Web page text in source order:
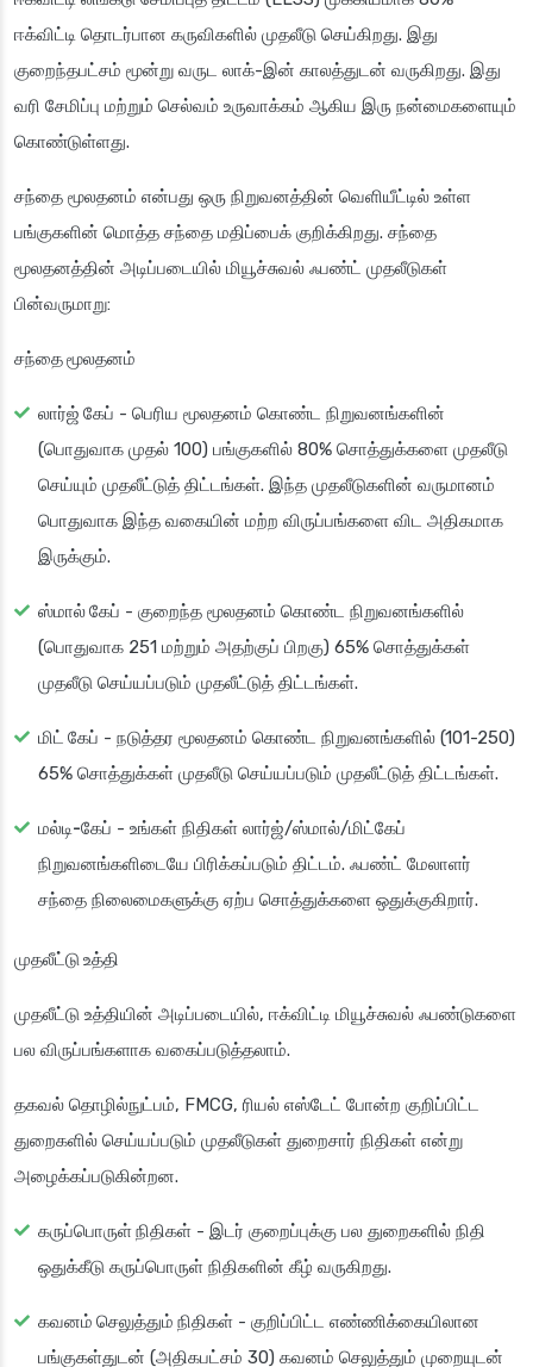
ஈக்விட்டி தொடர்பான கருவிகளில் முதலீடு செய்கிறது. இது
குறைந்தபட்சம் மூன்று வருட லாக்-இன் காலத்துடன் வருகிறது. இது
வரி சேமிப்பு மற்றும் செல்வம் உருவாக்கம் ஆகிய இரு நன்மைகளையும்
கொண்டுள்ளது.
சந்தை மூலதனம் என்பது ஒரு நிறுவனத்தின் வெளியீட்டில் உள்ள
பங்குகளின் மொத்த சந்தை மதிப்பைக் குறிக்கிறது. சந்தை
மூலதனத்தின் அடிப்படையில் மியூச்சுவல் ஃபண்ட் முதலீடுகள்
பின்வருமாறு:
சந்தை மூலதனம்
லார்ஜ் கேப் - பெரிய மூலதனம் கொண்ட நிறுவனங்களின்
(பொதுவாக முதல் 100) பங்குகளில் 80% சொத்துக்களை முதலீடு
செய்யும் முதலீட்டுத் திட்டங்கள். இந்த முதலீடுகளின் வருமானம்
பொதுவாக இந்த வகையின் மற்ற விருப்பங்களை விட அதிகமாக
இருக்கும்.
ஸ்மால் கேப் - குறைந்த மூலதனம் கொண்ட நிறுவனங்களில்
(பொதுவாக 251 மற்றும் அதற்குப் பிறகு) 65% சொத்துக்கள்
முதலீடு செய்யப்படும் முதலீட்டுத் திட்டங்கள்.
மிட் கேப் - நடுத்தர மூலதனம் கொண்ட நிறுவனங்களில் (101-250)
65% சொத்துக்கள் முதலீடு செய்யப்படும் முதலீட்டுத் திட்டங்கள்.
மல்டி-கேப் - உங்கள் நிதிகள் லார்ஜ்/ஸ்மால்/மிட்கேப்
நிறுவனங்களிடையே பிரிக்கப்படும் திட்டம். ஃபண்ட் மேலாளர்
சந்தை நிலைமைகளுக்கு ஏற்ப சொத்துக்களை ஒதுக்குகிறார்.
முதலீட்டு உத்தி
முதலீட்டு உத்தியின் அடிப்படையில், ஈக்விட்டி மியூச்சுவல் ஃபண்டுகளை
பல விருப்பங்களாக வகைப்படுத்தலாம்.
தகவல் தொழில்நுட்பம், FMCG, ரியல் எஸ்டேட் போன்ற குறிப்பிட்ட
துறைகளில் செய்யப்படும் முதலீடுகள் துறைசார் நிதிகள் என்று
அழைக்கப்படுகின்றன.
கருப்பொருள் நிதிகள் - இடர் குறைப்புக்கு பல துறைகளில் நிதி
ஒதுக்கீடு கருப்பொருள் நிதிகளின் கீழ் வருகிறது.
கவனம் செலுத்தும் நிதிகள் - குறிப்பிட்ட எண்ணிக்கையிலான
பங்குகள்துடன் (அதிகபட்சம் 30) கவனம் செலுத்தும் முறையுடன்